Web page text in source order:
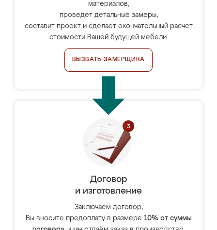
материалов,
проведёт детальные замеры,
составит проект и сделает окончательный расчёт
стоимости Вашей будущей мебели.
ВЫЗВАТЬ ЗАМЕРЩИКА
Договор
и изготовление
Заключаем договор,
Вы вносите предоплату в размере 10% от суммы